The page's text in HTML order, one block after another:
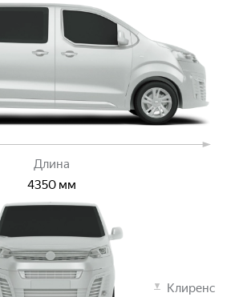
Клиренс
Длина
4350 мм